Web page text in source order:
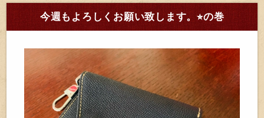
今週もよろしくお願い致します。⭐︎の巻